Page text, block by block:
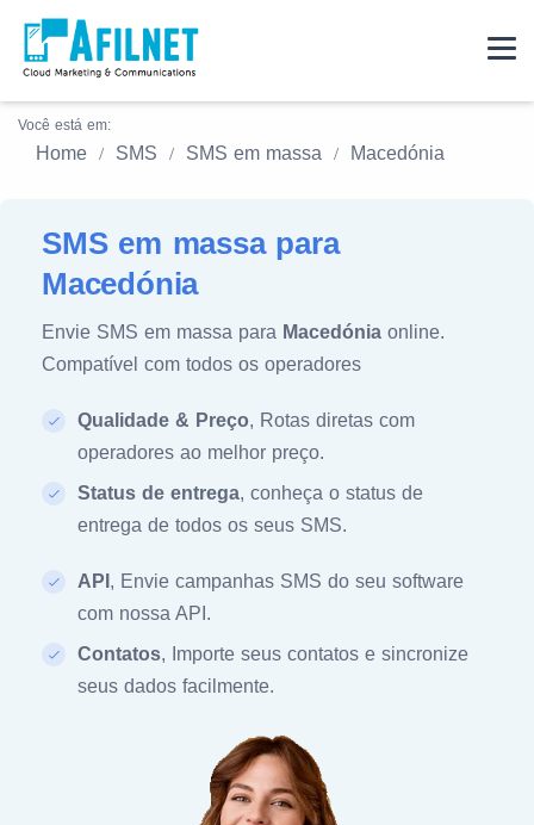
Você está em:
Home SMS SMS em massa Macedónia
SMS em massa para
Macedónia
Envie SMS em massa para Macedónia online.
Compatível com todos os operadores
Qualidade & Preço, Rotas diretas com
operadores ao melhor preço.
Status de entrega, conheça o status de
entrega de todos os seus SMS.
API , Envie campanhas SMS do seu software
com nossa API.
Contatos, Importe seus contatos e sincronize
seus dados facilmente.